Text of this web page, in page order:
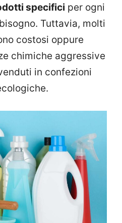
specifici per ogni
Tuttavia, molti
costosi oppure
chimiche aggressive
in confezioni